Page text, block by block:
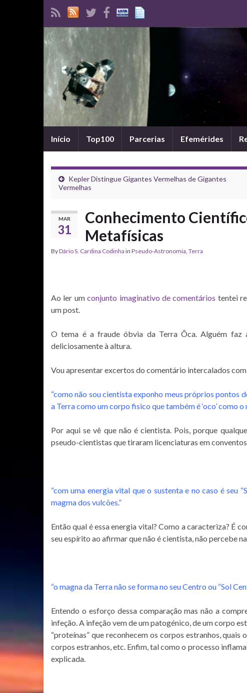
Início Top100 Parcerias Efemérides
Kepler Distingue Gigantes Vermelhas de Gigantes
Vermelhas
MAR
31
Conhecimento
Metafísicas
ByDário S. Cardina Codinha in Pseudo-Astronomia, Terra
Ao ler umconjunto imaginativo de comentários tentei
um post.
O tema é a fraude óbvia da Terra Ôca. Alguém faz
deliciosamente à altura.
Vou apresentar excertos do comentário intercalados com
“como não sou cientista exponho meus próprios pontos
a Terra como um corpo fisico que também é ‘oco’ como o
Por aqui se vê que não é cientista. Pois, porque
pseudo-cientistas que tiraram licenciaturas em
“com uma energia vital que o sustenta e no caso é seu
magma dos vulcões.”
Então qual é essa energia vital? Como a caracteriza? É
seu espírito ao afirmar que não é cientista, não percebe
“o magna da Terra não se forma no seu Centro ou “Sol
Entendo o esforço dessa comparação mas não a
infeção. A infeção vem de um patogénico, de um corpo
“proteínas” que reconhecem os corpos estranhos, quais
corpos estranhos, etc. Enfim, tal como o processo
explicada.